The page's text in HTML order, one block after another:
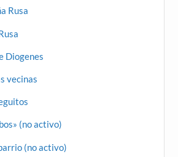
Rusa
Diogenes
vecinas
(no activo)
(no activo)